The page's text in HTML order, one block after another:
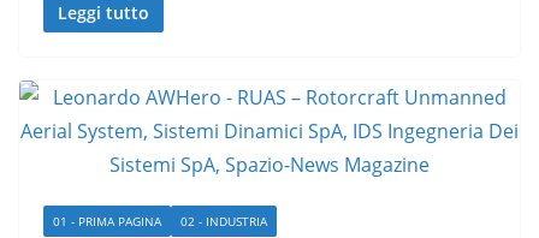
Leggi tutto
01 - PRIMA PAGINA 02 - INDUSTRIA